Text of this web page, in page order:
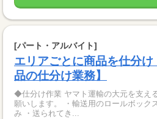
[パート・アルバイト]
エリアごとに商品を仕分
品の仕分け業務】
◆仕分け作業 ヤマト運輸の大元を支え
願いします。 ・輸送用のロールボックスパレットへの荷物の積み込
み ・送られてき...